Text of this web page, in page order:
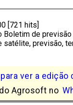
[721 hits]
Boletim de
previsão,
ver a
Agrosoft no